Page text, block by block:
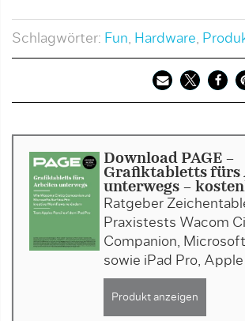
Schlagwörter: Fun Hardware
Download PAGE -
Grafiktabletts fürs
unterwegs -
Ratgeber
Praxistests Wacom
Companion,
sowie iPad Pro,
Produkt anzeigen